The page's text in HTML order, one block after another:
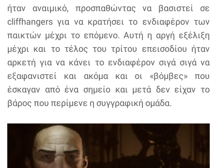
ήταν αναιμικό, προσπαθώντας να βασιστεί σε
cliffhangers για να κρατήσει το ενδιαφέρον των
παικτών μέχρι το επόμενο. Αυτή η αργή εξέλιξη
μέχρι και το τέλος του τρίτου επεισοδίου ήταν
αρκετή για να κάνει το ενδιαφέρον σιγά σιγά να
εξαφανιστεί και ακόμα και οι «βόμβες» που
έσκαγαν από ένα σημείο και μετά δεν είχαν το
βάρος που περίμενε η συγγραφική ομάδα.